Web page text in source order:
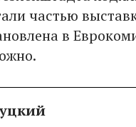
частью
в